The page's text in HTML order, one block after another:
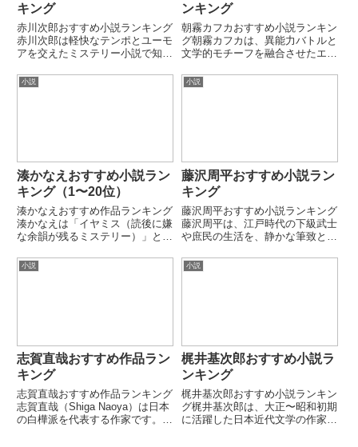
キング
赤川次郎おすすめ小説ランキング
赤川次郎は軽快なテンポとユーモ
アを交えたミステリー小説で知ら
融合した“読みやすい本格ミステ
ンキング
朝霧カフカおすすめ小説ランキン
グ朝霧カフカは、異能力バトルと
文学的モチーフを融合させたエン
です。特に実在の文豪をキャラク
小説
湊かなえおすすめ小説ラン
キング（1〜20位）
湊かなえおすすめ作品ランキング
湊かなえは「イヤミス（読後に嫌
な余韻が残るミステリー）」とい
人間の悪意や嫉妬、すれ違いを多
視点で描く構成が特徴で、物語が
小説
藤沢周平おすすめ小説ラン
キング
藤沢周平おすすめ小説ランキング
藤沢周平は、江戸時代の下級武士
や庶民の生活を、静かな筆致と深
匠です。派手な英雄譚ではなく、
名もなき人々の誠実さや哀しみを
小説
志賀直哉おすすめ作品ラン
キング
志賀直哉おすすめ作品ランキング
志賀直哉（Shiga Naoya）は日本
の白樺派を代表する作家です。簡
小説
梶井基次郎おすすめ小説ラ
ンキング
梶井基次郎おすすめ小説ランキン
グ梶井基次郎は、大正〜昭和初期
に活躍した日本近代文学の作家